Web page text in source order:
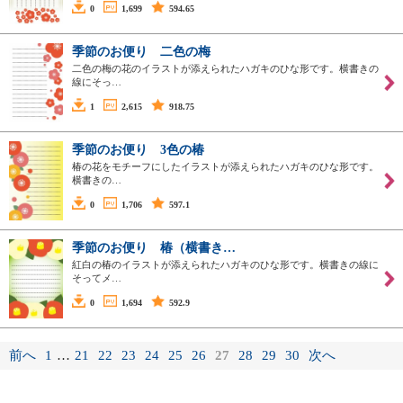
0 1,699 594.65
季節のお便り 二色の梅
二色の梅の花のイラストが添えられたハガキのひな形です。横書きの
線にそっ…
1 2,615 918.75
季節のお便り 3色の椿
椿の花をモチーフにしたイラストが添えられたハガキのひな形です。
横書きの…
0 1,706 597.1
季節のお便り 椿（横書き…
紅白の椿のイラストが添えられたハガキのひな形です。横書きの線に
そってメ…
0 1,694 592.9
前へ 1 … 21 22 23 24 25 26 27 28 29 30 次へ